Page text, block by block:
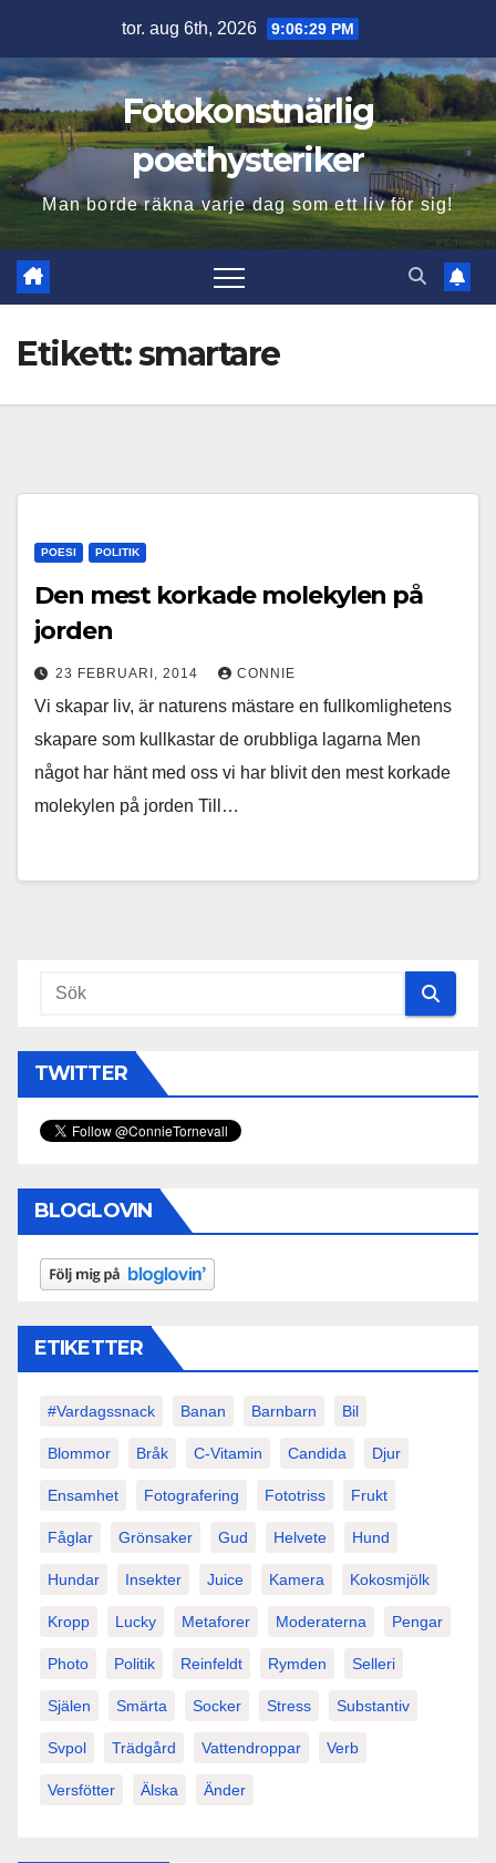
innehåll
tor. aug 6th, 2026 9:06:31 PM
Fotokonstnärlig
poethysteriker
Man borde räkna varje dag som ett liv för sig!
Etikett:smartare
POESI POLITIK
Den mest korkade molekylen på
jorden
23 FEBRUARI, 2014 CONNIE
Vi skapar liv, är naturens mästare en fullkomlighetens
skapare som kullkastar de orubbliga lagarna Men
något har hänt med oss vi har blivit den mest korkade
molekylen på jorden Till…
TWITTER
BLOGLOVIN
ETIKETTER
#vardagssnack Banan Barnbarn Bil
Blommor Bråk C-Vitamin Candida Djur
Ensamhet Fotografering Fototriss Frukt
Fåglar Grönsaker Gud Helvete Hund
Hundar Insekter Juice Kamera Kokosmjölk
Kropp Lucky Metaforer Moderaterna Pengar
Photo Politik Reinfeldt Rymden Selleri
Själen Smärta Socker Stress Substantiv
Svpol Trädgård Vattendroppar Verb
Versfötter Älska Änder